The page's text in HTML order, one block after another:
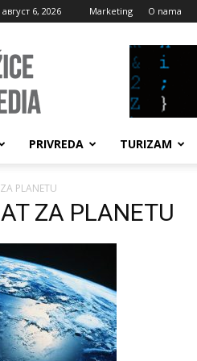
6, 2026 Marketing O nama
PRIVREDA TURIZAM
PLANETU
ZA PLANETU